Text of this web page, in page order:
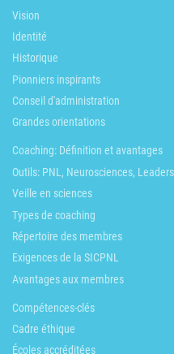
Vision
Identité
Historique
Pionniers inspirants
Conseil d'administration
Grandes orientations
Coaching: Définition et avantages
Outils: PNL, Neurosciences,
Veille en sciences
Types de coaching
Répertoire des membres
Exigences de la SICPNL
Avantages aux membres
Compétences-clés
Cadre éthique
Écoles accréditées